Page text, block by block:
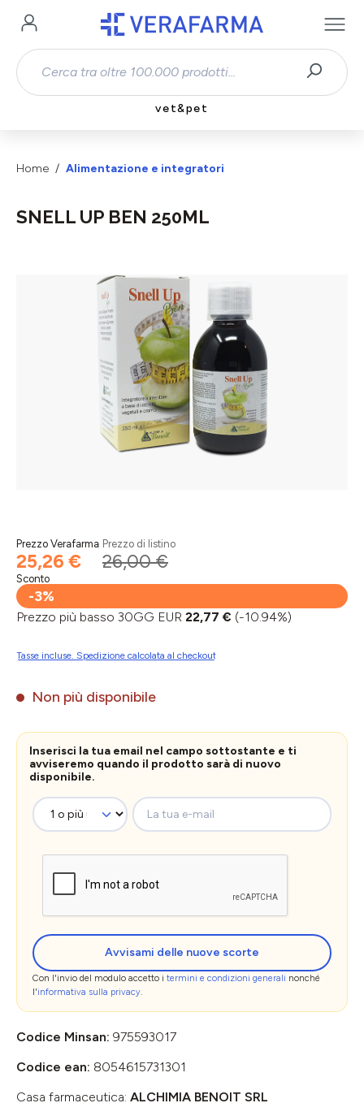
Passa al contenuto principale
vet&pet
Home Alimentazione e integratori
SNELL UP BEN 250ML
Salta la galleria di immagini
Prezzo Verafarma
25,26 €
Prezzo di listino
26,00 €
Sconto
-3%
Prezzo più basso 30GG EUR 22,77 € (-10.94%)
Tasse incluse. Spedizione calcolata al checkout
Non più disponibile
Inserisci la tua email nel campo sottostante e ti
avviseremo quando il prodotto sarà di nuovo
disponibile.
La tua e-mail
Avvisami delle nuove scorte
Con l'invio del modulo accetto i termini e condizioni generali nonché
l'informativa sulla privacy.
Codice Minsan: 975593017
Codice ean: 8054615731301
Casa farmaceutica: ALCHIMIA BENOIT SRL